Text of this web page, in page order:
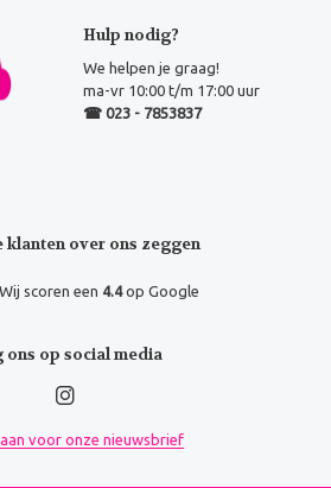
Hulp nodig?
We helpen je graag!
ma-vr 10:00 t/m 17:00 uur
☎ 023 - 7853837
klanten over ons zeggen
Wij scoren een 4.4op Google
ons op social media
voor onze nieuwsbrief